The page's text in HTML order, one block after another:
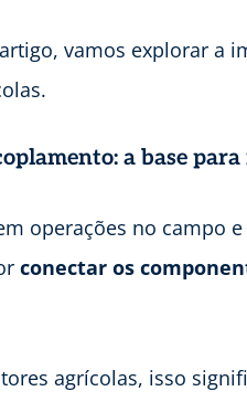
vamos explorar a
a base
operações no campo
conectar os
agrícolas, isso